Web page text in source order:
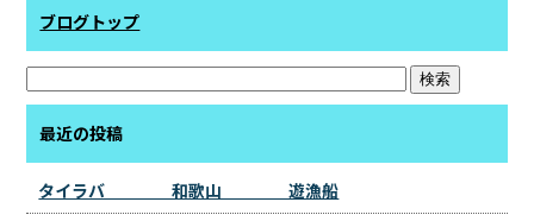
ブログトップ
最近の投稿
タイラバ 和歌山 遊漁船